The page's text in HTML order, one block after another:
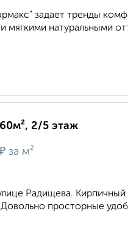
задает тренды
мягкими натуральными
2/5 этаж
₽ за м²
Радищева.
просторные